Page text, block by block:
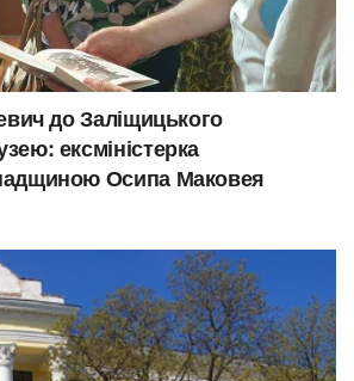
до Заліщицького
ексміністерка
Осипа Маковея